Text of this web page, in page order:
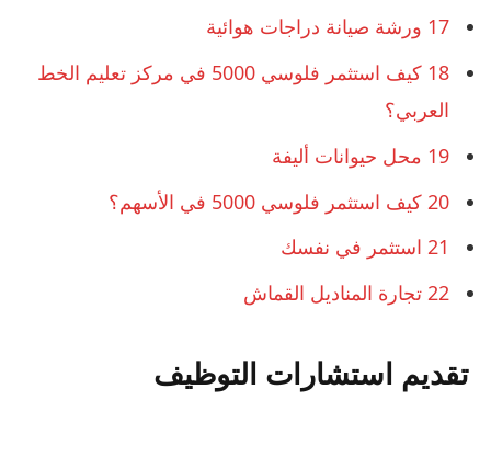
17 ورشة صيانة دراجات هوائية
18
كيف استثمر فلوسي 5000 في مركز تعليم الخط
العربي؟
19 محل حيوانات أليفة
20 كيف استثمر فلوسي 5000 في الأسهم؟
21 استثمر في نفسك
22 تجارة المناديل القماش
تقديم استشارات التوظيف